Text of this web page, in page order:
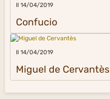
Il 14/04/2019
Confucio
Il 14/04/2019
Miguel de Cervantès